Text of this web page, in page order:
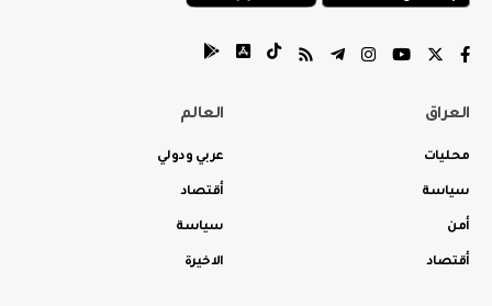
العراق
محليات
سياسة
أمن
أقتصاد
العالم
عربي ودولي
أقتصاد
سياسة
الاخيرة